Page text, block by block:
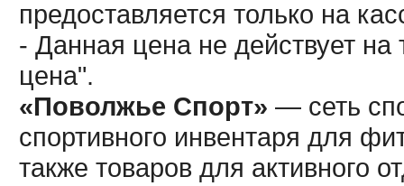
предоставляется только на
- Данная цена не действует
цена".
«Поволжье Спорт» — сеть
спортивного инвентаря для
также товаров для активного